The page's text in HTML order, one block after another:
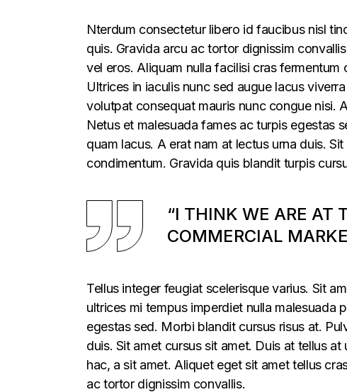
Nterdum consectetur libero id faucibus nisl
quis. Gravida arcu ac tortor dignissim
vel eros. Aliquam nulla facilisi cras
Ultrices in iaculis nunc sed augue lacus
volutpat consequat mauris nunc congue nisi.
Netus et malesuada fames ac turpis egestas
quam lacus. A erat nam at lectus urna duis.
condimentum. Gravida quis blandit turpis
“I THINK WE ARE AT
COMMERCIAL
Tellus integer feugiat scelerisque varius. Sit
ultrices mi tempus imperdiet nulla malesuada
egestas sed. Morbi blandit cursus risus at.
duis. Sit amet cursus sit amet. Duis at tellus
hac, a sit amet. Aliquet eget sit amet tellus
ac tortor dignissim convallis.